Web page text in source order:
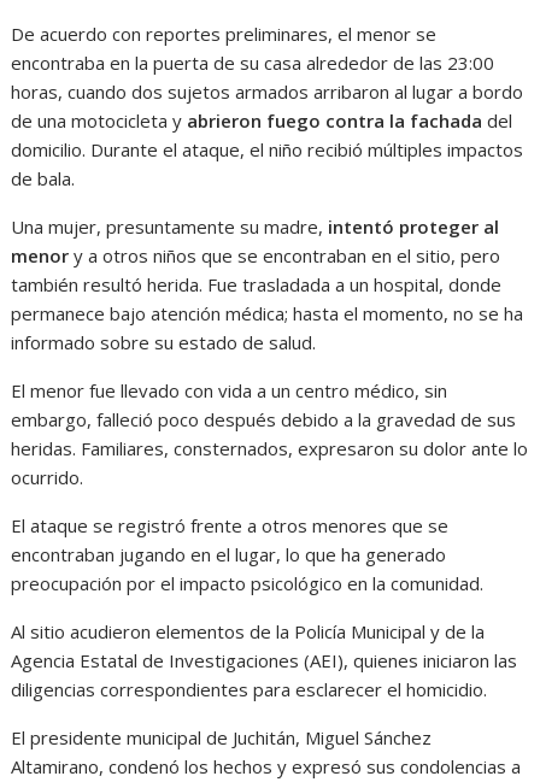
De acuerdo con reportes preliminares, el menor se
encontraba en la puerta de su casa alrededor de las 23:00
horas, cuando dos sujetos armados arribaron al lugar a bordo
de una motocicleta y abrieron fuego contra la fachada del
domicilio. Durante el ataque, el niño recibió múltiples impactos
de bala.
Una mujer, presuntamente su madre, intentó proteger al
menor y a otros niños que se encontraban en el sitio, pero
también resultó herida. Fue trasladada a un hospital, donde
permanece bajo atención médica; hasta el momento, no se ha
informado sobre su estado de salud.
El menor fue llevado con vida a un centro médico, sin
embargo, falleció poco después debido a la gravedad de sus
heridas. Familiares, consternados, expresaron su dolor ante lo
ocurrido.
El ataque se registró frente a otros menores que se
encontraban jugando en el lugar, lo que ha generado
preocupación por el impacto psicológico en la comunidad.
Al sitio acudieron elementos de la Policía Municipal y de la
Agencia Estatal de Investigaciones (AEI), quienes iniciaron las
diligencias correspondientes para esclarecer el homicidio.
El presidente municipal de Juchitán, Miguel Sánchez
Altamirano, condenó los hechos y expresó sus condolencias a